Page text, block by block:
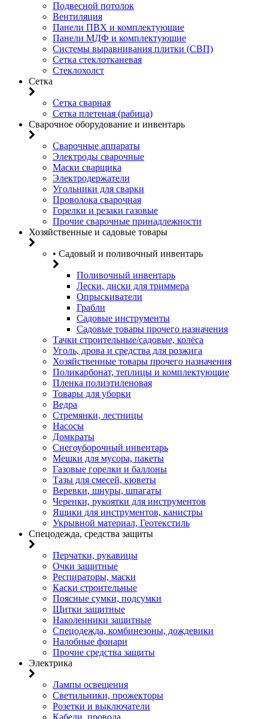
Подвесной потолок
Вентиляция
Панели ПВХ и комплектующие
Панели МДФ и комплектующие
Системы выравнивания плитки (СВП)
Сетка стеклотканевая
Стеклохолст
Сетка
Сетка сварная
Сетка плетеная (рабица)
Сварочное оборудование и инвентарь
Сварочные аппараты
Электроды сварочные
Маски сварщика
Электродержатели
Угольники для сварки
Проволока сварочная
Горелки и резаки газовые
Прочие сварочные принадлежности
Хозяйственные и садовые товары
• Садовый и поливочный инвентарь
Поливочный инвентарь
Лески, диски для триммера
Опрыскиватели
Грабли
Садовые инструменты
Садовые товары прочего назначения
Тачки строительные/садовые, колёса
Уголь, дрова и средства для розжига
Хозяйственные товары прочего назначения
Поликарбонат, теплицы и комплектующие
Пленка полиэтиленовая
Товары для уборки
Ведра
Стремянки, лестницы
Насосы
Домкраты
Снегоуборочный инвентарь
Мешки для мусора, пакеты
Газовые горелки и баллоны
Тазы для смесей, кюветы
Веревки, шнуры, шпагаты
Черенки, рукоятки для инструментов
Ящики для инструментов, канистры
Укрывной материал, Геотекстиль
Спецодежда, средства защиты
Перчатки, рукавицы
Очки защитные
Респираторы, маски
Каски строительные
Поясные сумки, подсумки
Щитки защитные
Наколенники защитные
Спецодежда, комбинезоны, дождевики
Налобные фонари
Прочие средства защиты
Электрика
Лампы освещения
Светильники, прожекторы
Розетки и выключатели
Кабели, провода